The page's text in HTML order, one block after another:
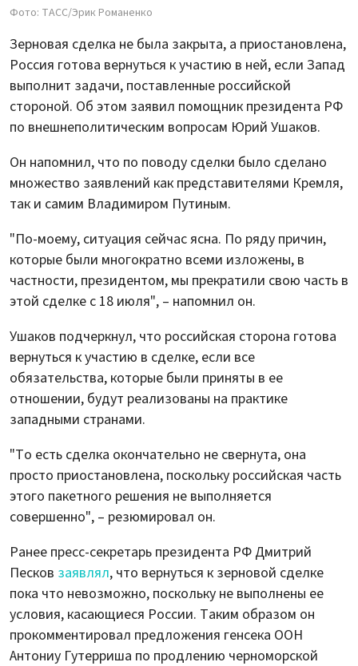
Фото: ТАСС/Эрик Романенко
Зерновая сделка не была закрыта, а приостановлена,
Россия готова вернуться к участию в ней, если Запад
выполнит задачи, поставленные российской
стороной. Об этом заявил помощник президента РФ
по внешнеполитическим вопросам Юрий Ушаков.
Он напомнил, что по поводу сделки было сделано
множество заявлений как представителями Кремля,
так и самим Владимиром Путиным.
"По-моему, ситуация сейчас ясна. По ряду причин,
которые были многократно всеми изложены, в
частности, президентом, мы прекратили свою часть в
этой сделке с 18 июля", – напомнил он.
Ушаков подчеркнул, что российская сторона готова
вернуться к участию в сделке, если все
обязательства, которые были приняты в ее
отношении, будут реализованы на практике
западными странами.
"То есть сделка окончательно не свернута, она
просто приостановлена, поскольку российская часть
этого пакетного решения не выполняется
совершенно", – резюмировал он.
Ранее пресс-секретарь президента РФ Дмитрий
Песков заявлял, что вернуться к зерновой сделке
пока что невозможно, поскольку не выполнены ее
условия, касающиеся России. Таким образом он
прокомментировал предложения генсека ООН
Антониу Гутерриша по продлению черноморской